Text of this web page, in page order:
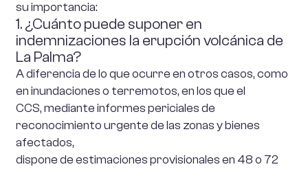
su importancia:
1. ¿Cuánto puede suponer en
indemnizaciones la erupción volcánica de
La Palma?
A diferencia de lo que ocurre en otros casos, como
en inundaciones o terremotos, en los que el
CCS, mediante informes periciales de
reconocimiento urgente de las zonas y bienes
afectados,
dispone de estimaciones provisionales en 48 o 72